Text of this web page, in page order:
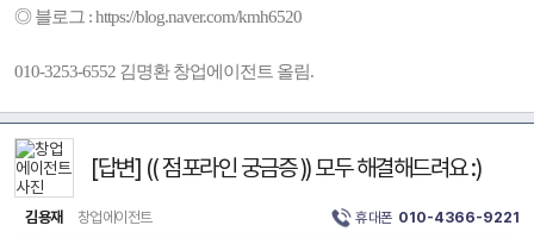
◎ 블로그 : https://blog.naver.com/kmh6520
010-3253-6552 김명환 창업에이전트 올림.
[답변] (( 점포라인 궁금증 )) 모두 해결해드려요 :)
김용재 창업에이전트 휴대폰 010-4366-9221